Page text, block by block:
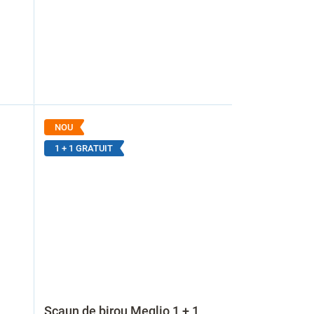
NOU
1 + 1 GRATUIT
Scaun de birou Meglio 1 + 1